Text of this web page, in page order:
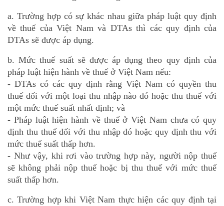
a. Trường hợp có sự khác nhau giữa pháp luật quy định
về thuế của Việt Nam và DTAs thì các quy định của
DTAs sẽ được áp dụng.
b. Mức thuế suất sẽ được áp dụng theo quy định của
pháp luật hiện hành về thuế ở Việt Nam nếu:
- DTAs có các quy định rằng Việt Nam có quyền thu
thuế đối với một loại thu nhập nào đó hoặc thu thuế với
một mức thuế suất nhất định; và
- Pháp luật hiện hành về thuế ở Việt Nam chưa có quy
định thu thuế đối với thu nhập đó hoặc quy định thu với
mức thuế suất thấp hơn.
- Như vậy, khi rơi vào trường hợp này, người nộp thuế
sẽ không phải nộp thuế hoặc bị thu thuế với mức thuế
suất thấp hơn.
c. Trường hợp khi Việt Nam thực hiện các quy định tại